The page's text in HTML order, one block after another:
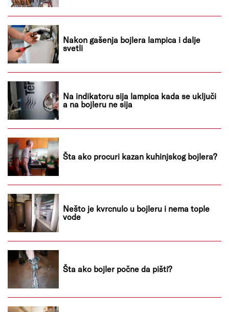
Nakon gašenja bojlera lampica i dalje
svetli
Na indikatoru sija lampica kada se uključi
a na bojleru ne sija
Šta ako procuri kazan kuhinjskog bojlera?
Nešto je kvrcnulo u bojleru i nema tople
vode
Šta ako bojler počne da pišti?